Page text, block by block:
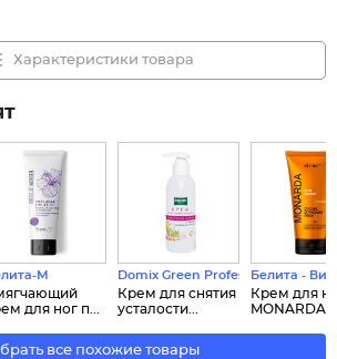
Характеристики товара
М
для ног п...
Domix Green Professional
Крем для снятия
усталости...
Белита -
Крем для
MONARDA
все похожие товары